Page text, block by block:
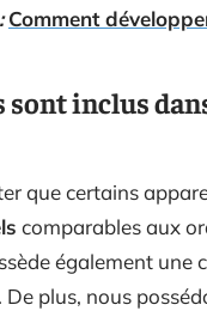
Comment
sont inclus
que certains
comparables aux
également
De plus, nous